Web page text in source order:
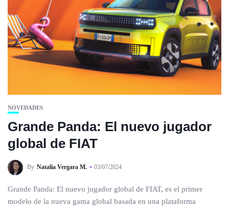
NOVEDADES
Grande Panda: El nuevo jugador
global de FIAT
By Natalia Vergara M. 03/07/2024
Grande Panda: El nuevo jugador global de FIAT, es el primer
modelo de la nueva gama global basada en una plataforma